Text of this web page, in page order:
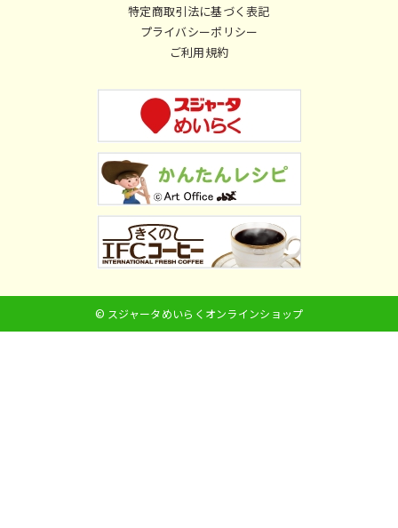
特定商取引法に基づく表記
プライバシーポリシー
ご利用規約
© スジャータめいらくオンラインショップ